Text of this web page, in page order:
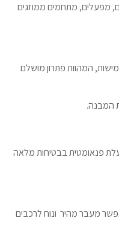
מפעלים, מתחמים ממוזגים
המהוות פתרון מושלם
המבנה.
פנאומטית בבטיחות מלאה
עד 6 מטרים, המאפשר מעבר מהיר ונוח לרכבים